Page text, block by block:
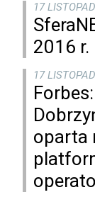
17
2016 r.
17
oparta